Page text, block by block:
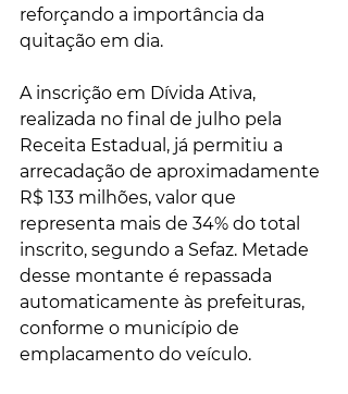
reforçando a importância da
quitação em dia.
A inscrição em Dívida Ativa,
realizada no final de julho pela
Receita Estadual, já permitiu a
arrecadação de aproximadamente
R$ 133 milhões, valor que
representa mais de 34% do total
inscrito, segundo a Sefaz. Metade
desse montante é repassada
automaticamente às prefeituras,
conforme o município de
emplacamento do veículo.